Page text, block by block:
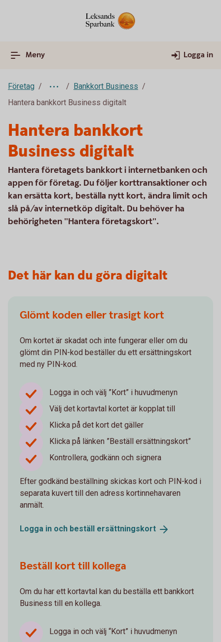
Meny Logga in
Företag
Bankkort Business
Hantera bankkort Business digitalt
Hantera bankkort
Business digitalt
Hantera företagets bankkort i internetbanken och
appen för företag. Du följer korttransaktioner och
kan ersätta kort, beställa nytt kort, ändra limit och
slå på/av internetköp digitalt. Du behöver ha
behörigheten "Hantera företagskort".
Det här kan du göra digitalt
Glömt koden eller trasigt kort
Om kortet är skadat och inte fungerar eller om du
glömt din PIN-kod beställer du ett ersättningskort
med ny PIN-kod.
Logga in och välj ”Kort” i huvudmenyn
Välj det kortavtal kortet är kopplat till
Klicka på det kort det gäller
Klicka på länken ”Beställ ersättningskort”
Kontrollera, godkänn och signera
Efter godkänd beställning skickas kort och PIN-kod i
separata kuvert till den adress kortinnehavaren
anmält.
Logga in och beställ ersättningskort
Beställ kort till kollega
Om du har ett kortavtal kan du beställa ett bankkort
Business till en kollega.
Logga in och välj “Kort” i huvudmenyn